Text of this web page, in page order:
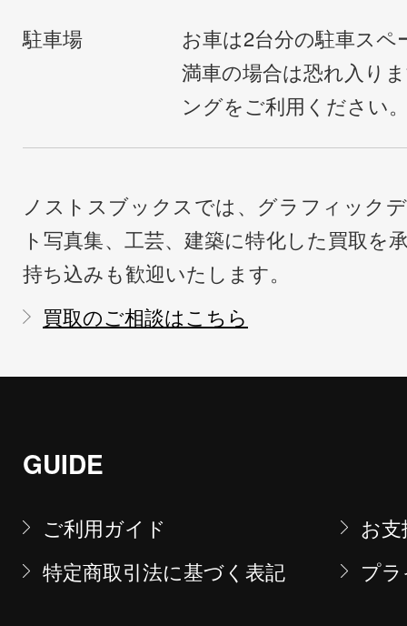
駐車場
お車は2台分の駐車ス
満車の場合は恐れ入り
ングをご利用ください
ノストスブックスでは、グラフィック
ト写真集、工芸、建築に特化した買取を
持ち込みも歓迎いたします。
買取のご相談はこちら
GUIDE
ご利用ガイド
お
特定商取引法に基づく表記
プ